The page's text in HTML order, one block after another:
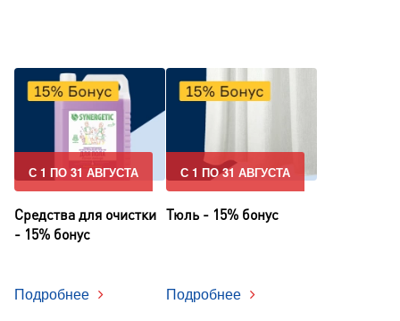
С 1 ПО 31 АВГУСТА
Средства для очистки
- 15% бонус
Подробнее
С 1 ПО 31 АВГУСТА
Тюль - 15% бонус
Подробнее